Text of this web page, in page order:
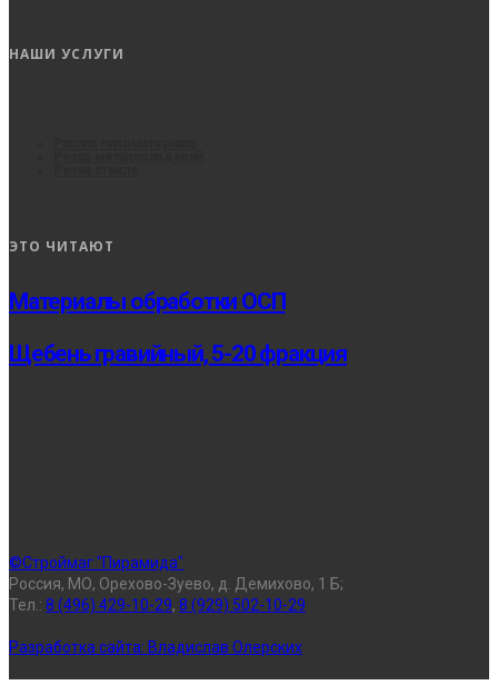
НАШИ УСЛУГИ
ЭТО ЧИТАЮТ
Материалы обработки ОСП
Щебень гравийный, 5-20 фракция
©Строймаг "Пирамида"
Россия, МО, Орехово-Зуево, д. Демихово, 1 Б;
Тел.: 8 (496) 429-10-29, 8 (929) 502-10-29
Разработка сайта: Владислав Олерских